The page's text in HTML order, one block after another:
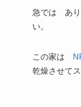
急では あ
い。
この家は
乾燥させて